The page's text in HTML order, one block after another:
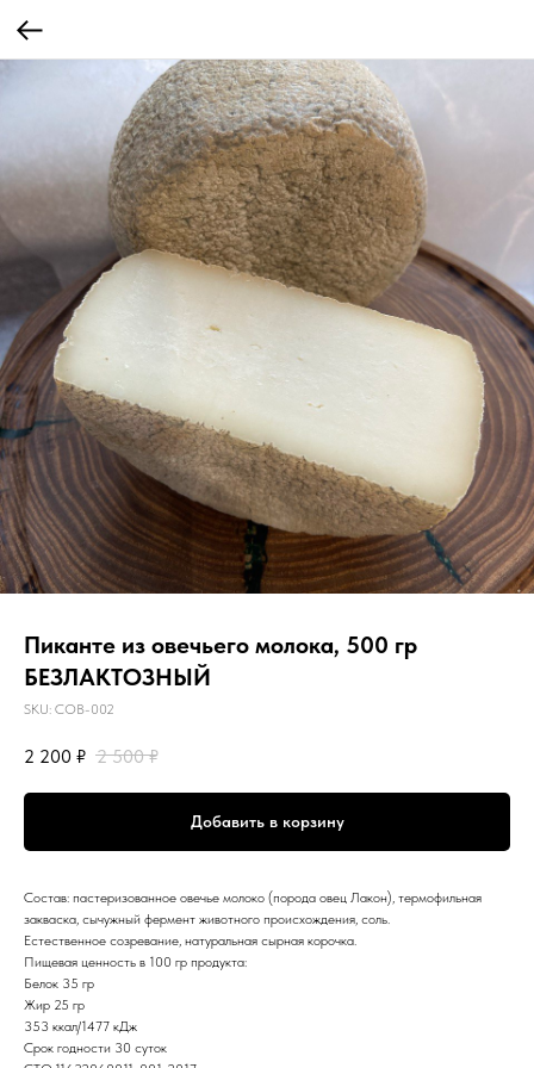
Пиканте из овечьего молока, 500 гр
БЕЗЛАКТОЗНЫЙ
SKU: СОВ-002
2 200 ₽ 2 500 ₽
Добавить в корзину
Состав: пастеризованное овечье молоко (порода овец Лакон), термофильная
закваска, сычужный фермент животного происхождения, соль.
Естественное созревание, натуральная сырная корочка.
Пищевая ценность в 100 гр продукта:
Белок 35 гр
Жир 25 гр
353 ккал/1477 кДж
Срок годности 30 суток